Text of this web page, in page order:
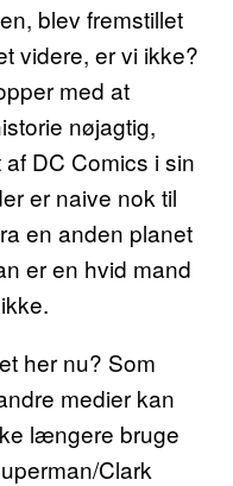
blev fremstillet
videre, er vi ikke?
med at
nøjagtig,
DC Comics i sin
er naive nok til
en anden planet
er en hvid mand
her nu? Som
medier kan
længere bruge
Clark